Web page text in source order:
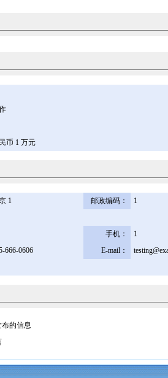
币 1 万元
1 邮政编码：
1
手机：
1
666-0606 E-mail：
布的信息